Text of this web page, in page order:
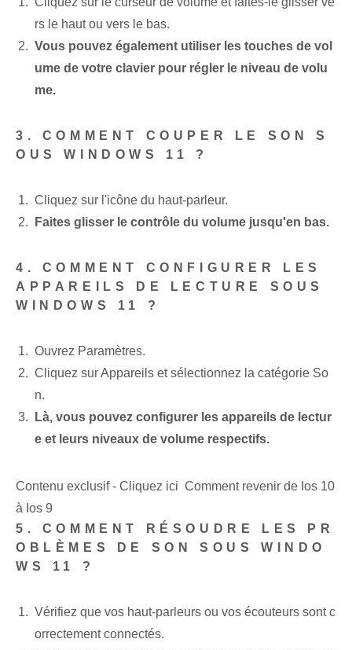
rs le haut ou vers le bas.
Vous pouvez également utiliser les touches de vol
ume de votre clavier pour régler le niveau de volu
me.
3. COMMENT COUPER LE SON S
OUS WINDOWS 11 ?
Cliquez sur l'icône du haut-parleur.
Faites glisser le contrôle du volume jusqu'en bas.
4. COMMENT CONFIGURER LES
APPAREILS DE LECTURE SOUS
WINDOWS 11 ?
Ouvrez Paramètres.
Cliquez sur Appareils et sélectionnez la catégorie So
n.
Là, vous pouvez configurer les appareils de lectur
e et leurs niveaux de volume respectifs.
Contenu exclusif - Cliquez ici Comment revenir de Ios 10
à Ios 9
5. COMMENT RÉSOUDRE LES PR
OBLÈMES DE SON SOUS WINDO
WS 11 ?
Vérifiez que vos haut-parleurs ou vos écouteurs sont c
orrectement connectés.